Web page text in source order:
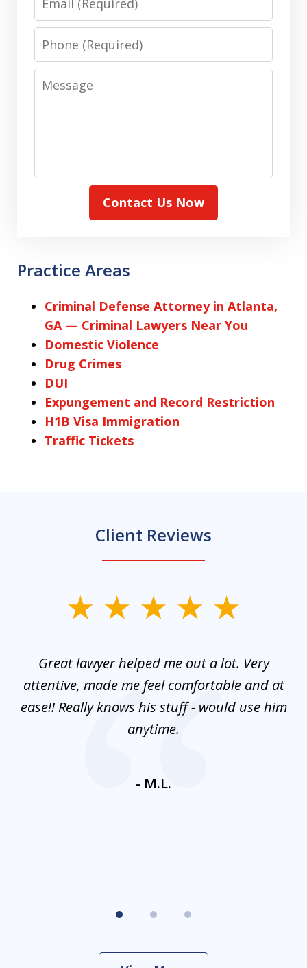
Phone
Message
Contact Us Now
Practice Areas
Criminal Defense Attorney in Atlanta,
GA — Criminal Lawyers Near You
Domestic Violence
Drug Crimes
DUI
Expungement and Record Restriction
H1B Visa Immigration
Traffic Tickets
Client Reviews
Great lawyer helped me out a lot. Very
attentive, made me feel comfortable and at
ease!! Really knows his stuff - would use him
anytime.
- M.L.